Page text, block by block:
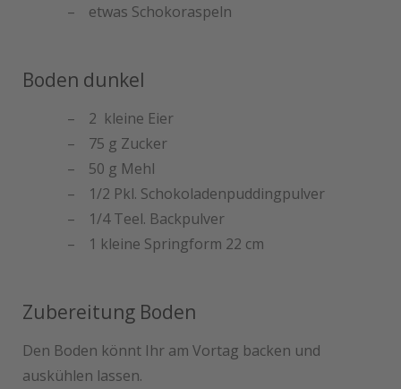
etwas Schokoraspeln
Boden dunkel
2 kleine Eier
75 g Zucker
50 g Mehl
1/2 Pkl. Schokoladenpuddingpulver
1/4 Teel. Backpulver
1 kleine Springform 22 cm
Zubereitung Boden
Den Boden könnt Ihr am Vortag backen und
auskühlen lassen.